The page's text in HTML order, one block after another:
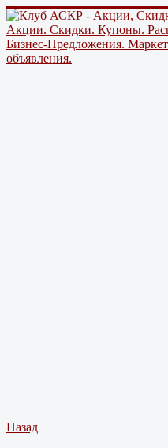
Акции. Скидки. Купоны.
Бизнес-Предложения.
объявления.
Назад